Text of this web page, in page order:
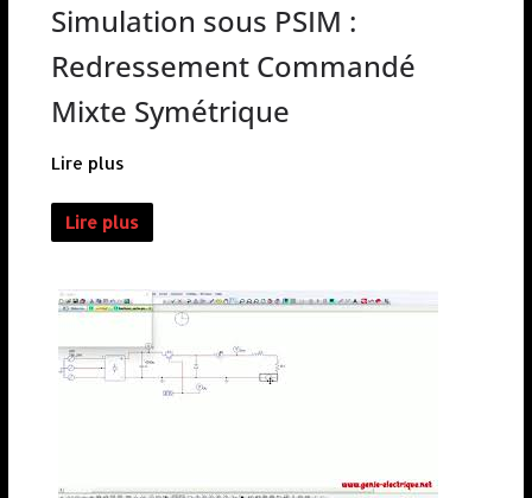
Simulation sous PSIM :
Redressement Commandé
Mixte Symétrique
Lire plus
Lire plus